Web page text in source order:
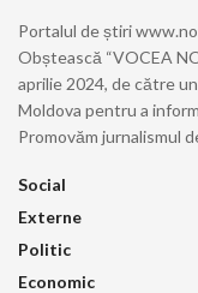
Portalul de știri
Obștească “VOCEA
aprilie 2024, de către
Moldova pentru a
Promovăm jurnalismul
Social
Externe
Politic
Economic